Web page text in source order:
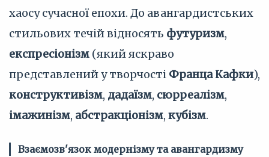
хаосу сучасної епохи. До авангардистських
стильових течій відносять футуризм,
експресіонізм (який яскраво
представлений у творчості Франца Кафки),
конструктивізм, дадаїзм, сюрреалізм,
імажинізм, абстракціонізм, кубізм.
Взаємозв'язок модернізму та авангардизму